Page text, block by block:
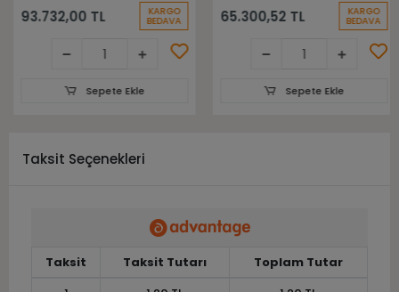
93.732,00 TL KARGO
BEDAVA
Sepete Ekle
65.300,52 TL KARGO
BEDAVA
Sepete Ekle
Taksit Seçenekleri
Taksit Taksit Tutarı
Toplam Tutar